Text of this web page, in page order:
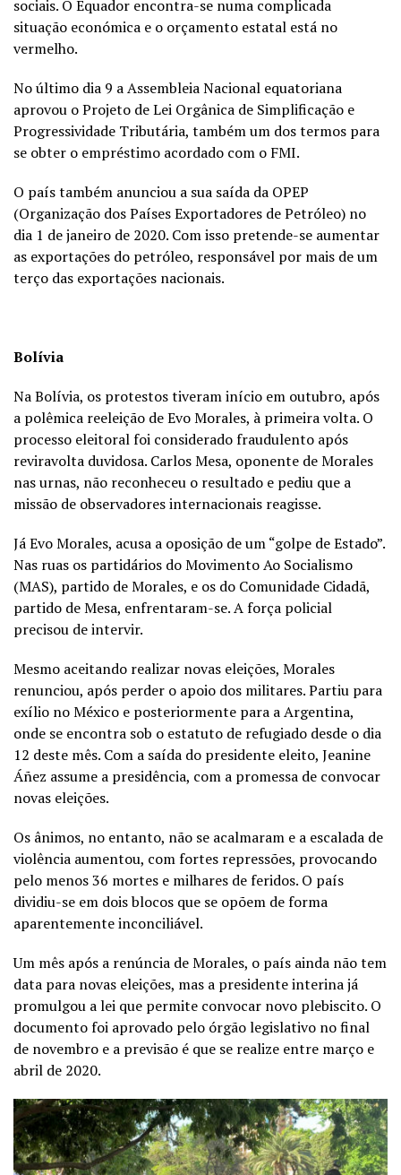
sociais. O Equador encontra-se numa complicada
situação económica e o orçamento estatal está no
vermelho.
No último dia 9 a Assembleia Nacional equatoriana
aprovou o Projeto de Lei Orgânica de Simplificação e
Progressividade Tributária, também um dos termos para
se obter o empréstimo acordado com o FMI.
O país também anunciou a sua saída da OPEP
(Organização dos Países Exportadores de Petróleo) no
dia 1 de janeiro de 2020. Com isso pretende-se aumentar
as exportações do petróleo, responsável por mais de um
terço das exportações nacionais.
Bolívia
Na Bolívia, os protestos tiveram início em outubro, após
a polêmica reeleição de Evo Morales, à primeira volta. O
processo eleitoral foi considerado fraudulento após
reviravolta duvidosa. Carlos Mesa, oponente de Morales
nas urnas, não reconheceu o resultado e pediu que a
missão de observadores internacionais reagisse.
Já Evo Morales, acusa a oposição de um “golpe de Estado”.
Nas ruas os partidários do Movimento Ao Socialismo
(MAS), partido de Morales, e os do Comunidade Cidadã,
partido de Mesa, enfrentaram-se. A força policial
precisou de intervir.
Mesmo aceitando realizar novas eleições, Morales
renunciou, após perder o apoio dos militares. Partiu para
exílio no México e posteriormente para a Argentina,
onde se encontra sob o estatuto de refugiado desde o dia
12 deste mês. Com a saída do presidente eleito, Jeanine
Áñez assume a presidência, com a promessa de convocar
novas eleições.
Os ânimos, no entanto, não se acalmaram e a escalada de
violência aumentou, com fortes repressões, provocando
pelo menos 36 mortes e milhares de feridos. O país
dividiu-se em dois blocos que se opõem de forma
aparentemente inconciliável.
Um mês após a renúncia de Morales, o país ainda não tem
data para novas eleições, mas a presidente interina já
promulgou a lei que permite convocar novo plebiscito. O
documento foi aprovado pelo órgão legislativo no final
de novembro e a previsão é que se realize entre março e
abril de 2020.